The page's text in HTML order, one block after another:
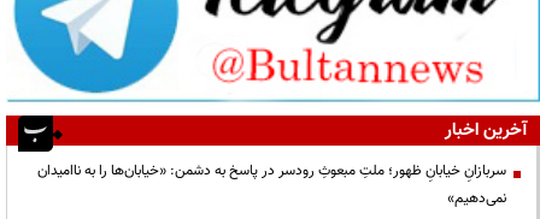
آخرین اخبار
سربازانِ خیابانِ ظهور؛ ملتِ مبعوثِ رودسر در پاسخ به دشمن: «خیابان‌ها را به ناامیدان
نمی‌دهیم»